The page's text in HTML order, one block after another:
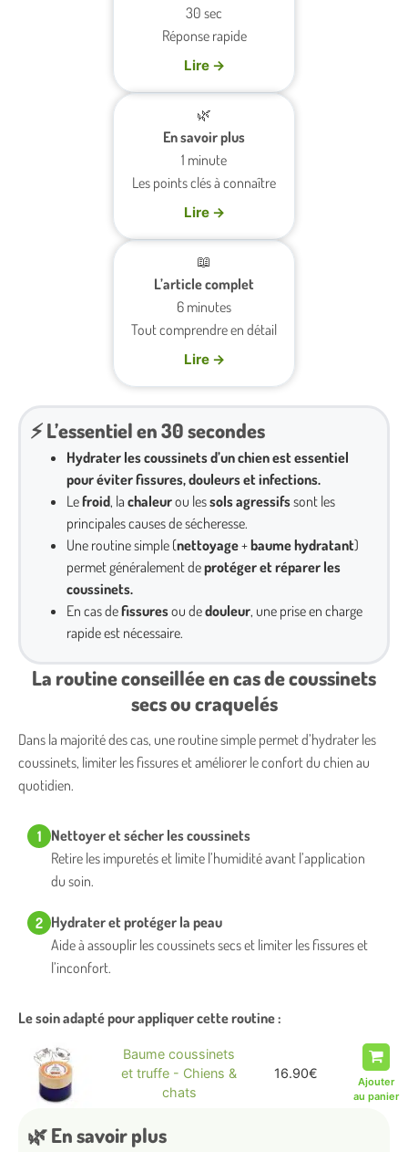
30 sec
Réponse rapide
Lire →
🌿
En savoir plus
1 minute
Les points clés à connaître
Lire →
📖
L’article complet
6 minutes
Tout comprendre en détail
Lire →
⚡ L’essentiel en 30 secondes
Hydrater les coussinets d’un chien est essentiel
pour éviter fissures, douleurs et infections.
Lefroid, la chaleurou lessols agressifssont les
principales causes de sécheresse.
Une routine simple (nettoyage+baume hydratant)
permet généralement deprotéger et réparer les
coussinets.
En cas defissuresou dedouleur, une prise en charge
rapide est nécessaire.
La routine conseillée en cas de coussinets
secs ou craquelés
Dans la majorité des cas, une routine simple permet d’hydrater les
coussinets, limiter les fissures et améliorer le confort du chien au
quotidien.
1 Nettoyer et sécher les coussinets
Retire les impuretés et limite l’humidité avant l’application
du soin.
2 Hydrater et protéger la peau
Aide à assouplir les coussinets secs et limiter les fissures et
l’inconfort.
Le soin adapté pour appliquer cette routine :
Baume coussinets
et truffe - Chiens &
chats
16.90€
🌿En savoir plus